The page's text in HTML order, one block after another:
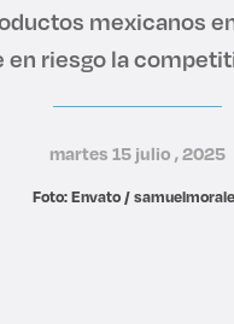
mexicanos
en riesgo la
martes 15 julio , 2025
Foto: Envato /